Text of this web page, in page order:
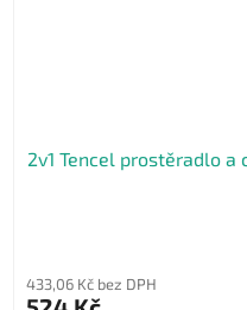
2v1 Tencel prostěradlo a
433,06 Kč bez DPH